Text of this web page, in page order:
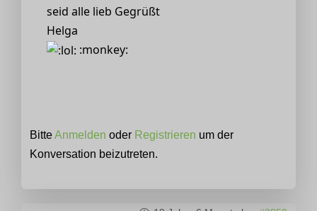
seid alle lieb Gegrüßt
Helga
:monkey:
BitteAnmelden oder Registrieren um der
Konversation beizutreten.